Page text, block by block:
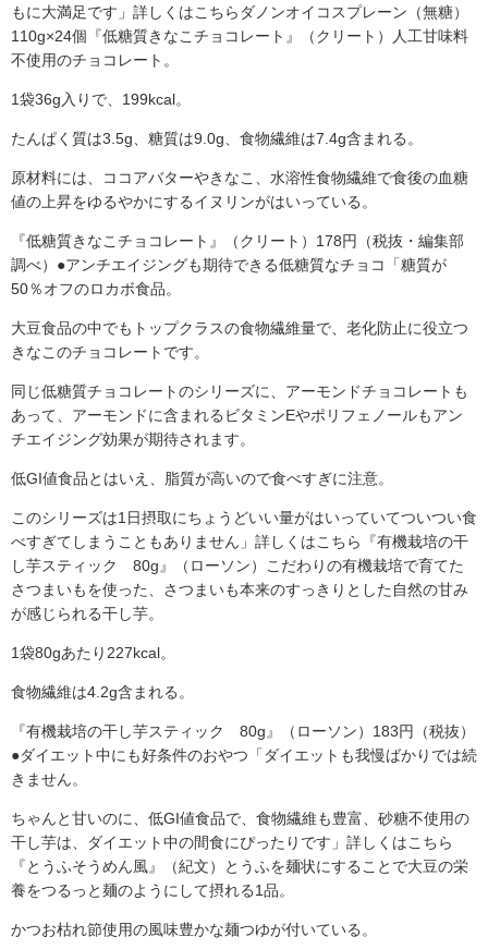
もに大満足です」詳しくはこちらダノンオイコスプレーン（無糖）
110g×24個『低糖質きなこチョコレート』（クリート）人工甘味料
不使用のチョコレート。
1袋36g入りで、199kcal。
たんぱく質は3.5g、糖質は9.0g、食物繊維は7.4g含まれる。
原材料には、ココアバターやきなこ、水溶性食物繊維で食後の血糖
値の上昇をゆるやかにするイヌリンがはいっている。
『低糖質きなこチョコレート』（クリート）178円（税抜・編集部
調べ）●アンチエイジングも期待できる低糖質なチョコ「糖質が
50％オフのロカボ食品。
大豆食品の中でもトップクラスの食物繊維量で、老化防止に役立つ
きなこのチョコレートです。
同じ低糖質チョコレートのシリーズに、アーモンドチョコレートも
あって、アーモンドに含まれるビタミンEやポリフェノールもアン
チエイジング効果が期待されます。
低GI値食品とはいえ、脂質が高いので食べすぎに注意。
このシリーズは1日摂取にちょうどいい量がはいっていてついつい食
べすぎてしまうこともありません」詳しくはこちら『有機栽培の干
し芋スティック 80g』（ローソン）こだわりの有機栽培で育てた
さつまいもを使った、さつまいも本来のすっきりとした自然の甘み
が感じられる干し芋。
1袋80gあたり227kcal。
食物繊維は4.2g含まれる。
『有機栽培の干し芋スティック 80g』（ローソン）183円（税抜）
●ダイエット中にも好条件のおやつ「ダイエットも我慢ばかりでは続
きません。
ちゃんと甘いのに、低GI値食品で、食物繊維も豊富、砂糖不使用の
干し芋は、ダイエット中の間食にぴったりです」詳しくはこちら
『とうふそうめん風』（紀文）とうふを麺状にすることで大豆の栄
養をつるっと麺のようにして摂れる1品。
かつお枯れ節使用の風味豊かな麺つゆが付いている。